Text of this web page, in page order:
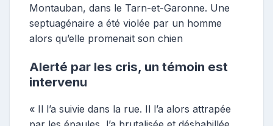
Montauban, dans le Tarn-et-Garonne. Une
septuagénaire a été violée par un homme
alors qu’elle promenait son chien
Alerté par les cris, un témoin est
intervenu
« Il l’a suivie dans la rue. Il l’a alors attrapée